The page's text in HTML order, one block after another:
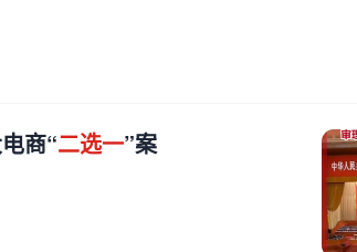
商“二选一”案